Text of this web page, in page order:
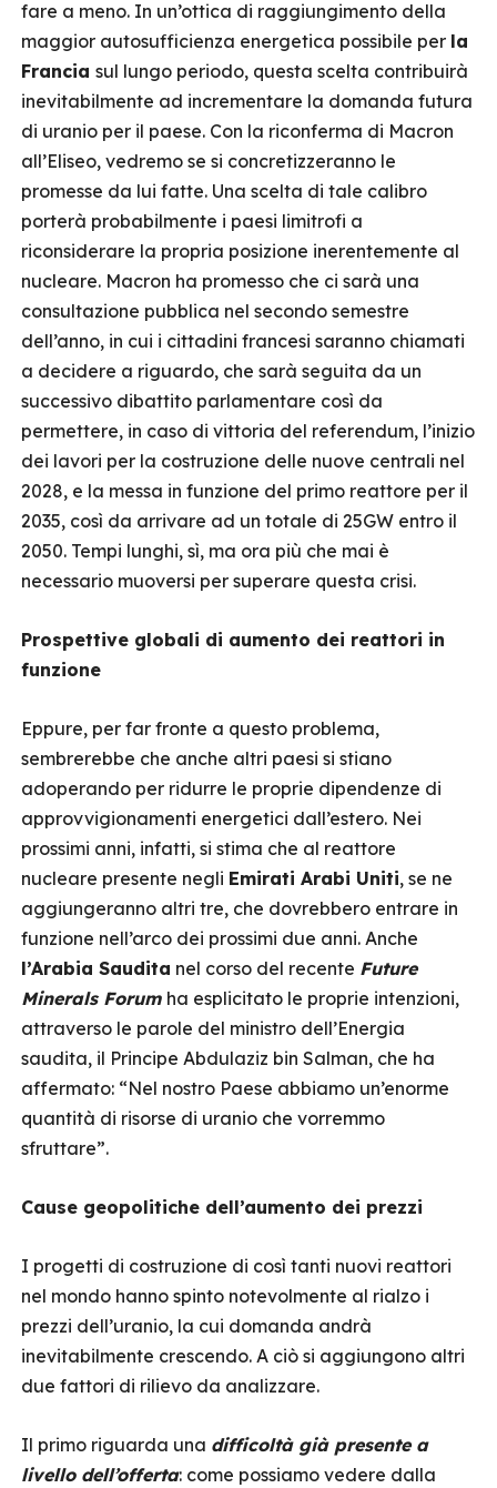
fare a meno. In un’ottica di raggiungimento della
maggior autosufficienza energetica possibile per la
Francia sul lungo periodo, questa scelta contribuirà
inevitabilmente ad incrementare la domanda futura
di uranio per il paese. Con la riconferma di Macron
all’Eliseo, vedremo se si concretizzeranno le
promesse da lui fatte. Una scelta di tale calibro
porterà probabilmente i paesi limitrofi a
riconsiderare la propria posizione inerentemente al
nucleare. Macron ha promesso che ci sarà una
consultazione pubblica nel secondo semestre
dell’anno, in cui i cittadini francesi saranno chiamati
a decidere a riguardo, che sarà seguita da un
successivo dibattito parlamentare così da
permettere, in caso di vittoria del referendum, l’inizio
dei lavori per la costruzione delle nuove centrali nel
2028, e la messa in funzione del primo reattore per il
2035, così da arrivare ad un totale di 25GW entro il
2050. Tempi lunghi, sì, ma ora più che mai è
necessario muoversi per superare questa crisi.
Prospettive globali di aumento dei reattori in
funzione
Eppure, per far fronte a questo problema,
sembrerebbe che anche altri paesi si stiano
adoperando per ridurre le proprie dipendenze di
approvvigionamenti energetici dall’estero. Nei
prossimi anni, infatti, si stima che al reattore
nucleare presente negli Emirati Arabi Uniti, se ne
aggiungeranno altri tre, che dovrebbero entrare in
funzione nell’arco dei prossimi due anni. Anche
l’Arabia Saudita nel corso del recente Future
Minerals Forum ha esplicitato le proprie intenzioni,
attraverso le parole del ministro dell’Energia
saudita, il Principe Abdulaziz bin Salman, che ha
affermato: “Nel nostro Paese abbiamo un’enorme
quantità di risorse di uranio che vorremmo
sfruttare”.
Cause geopolitiche dell’aumento dei prezzi
I progetti di costruzione di così tanti nuovi reattori
nel mondo hanno spinto notevolmente al rialzo i
prezzi dell’uranio, la cui domanda andrà
inevitabilmente crescendo. A ciò si aggiungono altri
due fattori di rilievo da analizzare.
Il primo riguarda una difficoltà già presente a
livello dell’offerta: come possiamo vedere dalla